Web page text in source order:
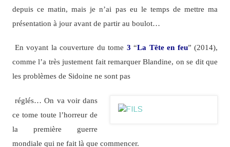
depuis ce matin, mais je n’ai pas eu le temps de mettre ma
présentation à jour avant de partir au boulot…
En voyant la couverture du tome 3 “La Tête en feu” (2014),
comme l’a très justement fait remarquer Blandine, on se dit que
les problèmes de Sidoine ne sont pas
réglés… On va voir dans
ce tome toute l’horreur de
la première guerre
mondiale qui ne fait là que commencer.